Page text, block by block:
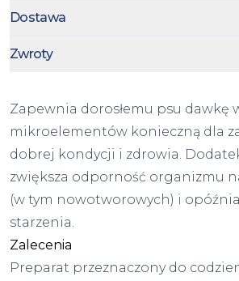
Dostawa
Zwroty
Zapewnia dorosłemu psu dawkę
mikroelementów konieczną dla
dobrej kondycji i zdrowia.
zwiększa odporność organizmu
(w tym nowotworowych) i
starzenia.
Zalecenia
Preparat przeznaczony do